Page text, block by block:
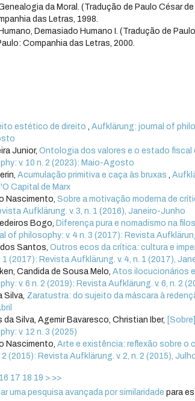
da Moral. (Tradução de Paulo César de
das Letras, 1998.
Demasiado Humano I. (Tradução de Paulo
Companhia das Letras, 2000.
estético de direito,Aufklärung: journal of
Junior,Ontologia dos valores e o estado
v. 10 n. 2 (2023): Maio-Agosto
Acumulação primitiva e caça às bruxas,
Capital de Marx
Nascimento,Sobre a motivação moderna de
Aufklärung. v. 3, n. 1 (2016), Janeiro-Junho
Bogo, Diferença pura e nomadismo na
of philosophy: v. 4 n. 3 (2017): Revista
Santos,Outros ecos da crítica: cultura e
1 (2017): Revista Aufklärung. v. 4, n. 1 (2017),
Candida de Sousa Melo,Atos ilocucionários
v. 6 n. 2 (2019): Revista Aufklärung. v. 6, n. 2
Silva, Zaratustra: do sujeito da máscara à
da Silva, Agemir Bavaresco, Christian Iber,
v. 12 n. 3 (2025)
Nascimento,Arte e existência: reflexão sobre o
2 (2015): Revista Aufklärung. v. 2, n. 2 (2015),
16 17 18 19 > >>
uma pesquisa avançada por similaridade para